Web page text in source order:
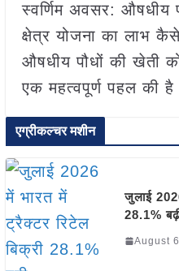
स्वर्णिम अवसर: औषधीय
क्षेत्र योजना का लाभ
औषधीय पौधों की खेती
एक महत्वपूर्ण पहल की
एग्रीकल्चर मशीन
जुलाई
28.1%
August